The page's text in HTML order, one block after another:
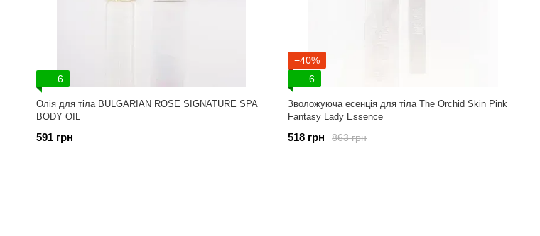
6
Олія для тіла BULGARIAN ROSE SIGNATURE SPA
BODY OIL
591 грн
−40%
6
Зволожуюча есенція для тіла The Orchid Skin Pink
Fantasy Lady Essence
863 грн
518 грн